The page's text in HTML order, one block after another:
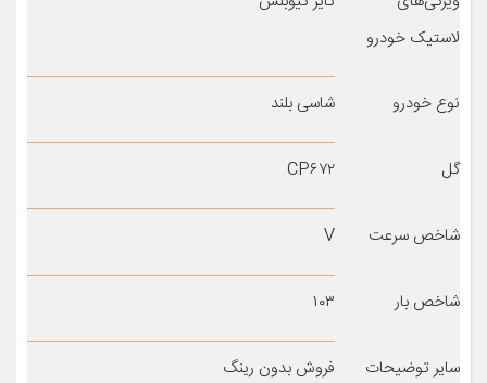
لاستیک خودرو
نوع خودرو شاسی بلند
گل CP۶۷۲
شاخص سرعت V
شاخص بار ۱۰۳
سایر توضیحات فروش بدون رینگ